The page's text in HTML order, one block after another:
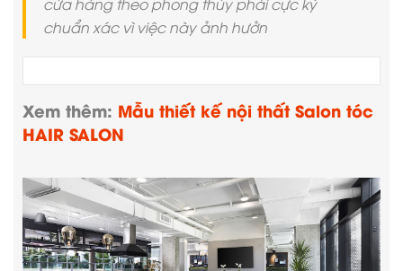
chuẩn xác vì việc này ảnh hưởn
Xem thêm: Mẫu thiết kế nội thất Salon tóc
HAIR SALON